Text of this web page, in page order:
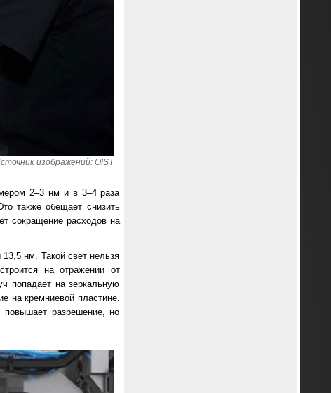
изображений: OIST
2–3 нм и в 3–4 раза
также обещает снизить
сокращение расходов на
нм. Такой свет нельзя
на отражении от
попадает на зеркальную
на кремниевой пластине.
повышает разрешение, но